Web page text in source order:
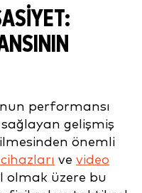
performansı
sağlayan gelişmiş
önemli
ve video
olmak üzere bu